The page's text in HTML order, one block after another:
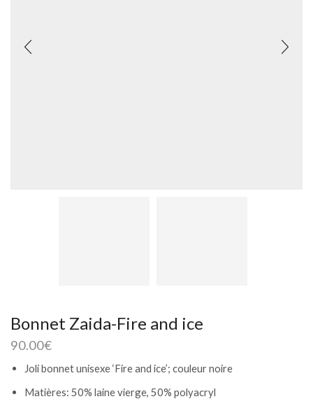
Bonnet Zaida-Fire and ice
90.00€
Joli bonnet unisexe ‘Fire and ice’; couleur noire
Matières: 50% laine vierge, 50% polyacryl